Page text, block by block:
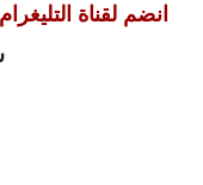
انضم لقناة التليغرام